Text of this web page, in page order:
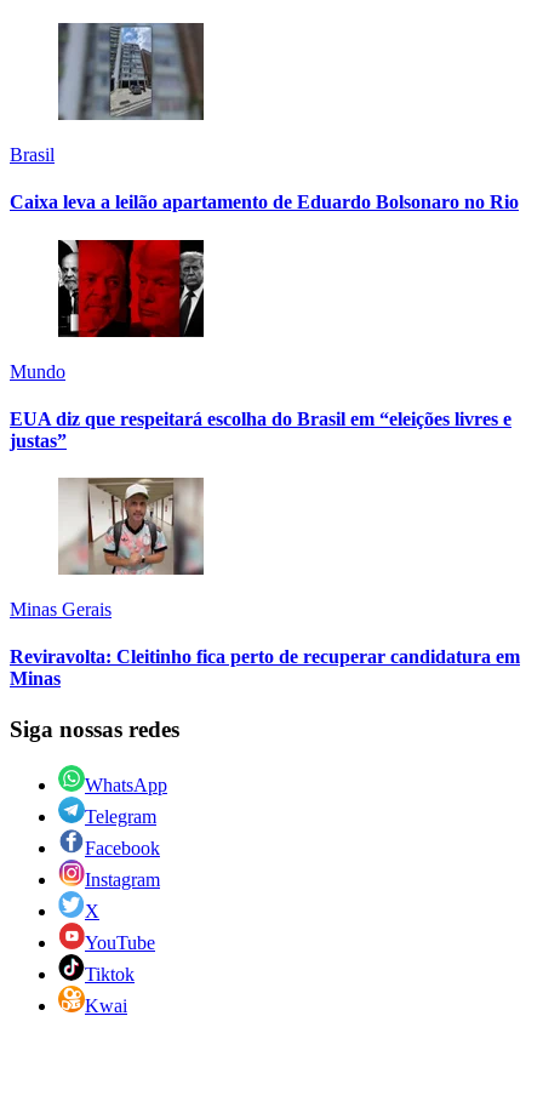
Brasil
Caixa leva a leilão apartamento de Eduardo Bolsonaro no Rio
Mundo
EUA diz que respeitará escolha do Brasil em “eleições livres e
justas”
Minas Gerais
Reviravolta: Cleitinho fica perto de recuperar candidatura em
Minas
Siga nossas redes
WhatsApp
Telegram
Facebook
Instagram
X
YouTube
Tiktok
Kwai